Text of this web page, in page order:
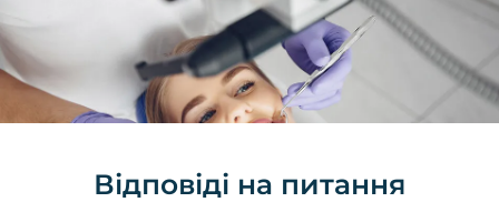
Відповіді на питання